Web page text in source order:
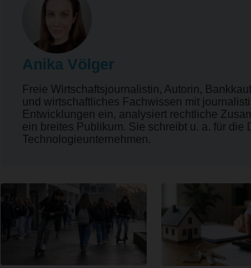
Anika Völger
Freie Wirtschaftsjournalistin, Autorin,
und wirtschaftliches Fachwissen mit
Entwicklungen ein, analysiert rechtliche
ein breites Publikum. Sie schreibt u. a. für die
Technologieunternehmen.